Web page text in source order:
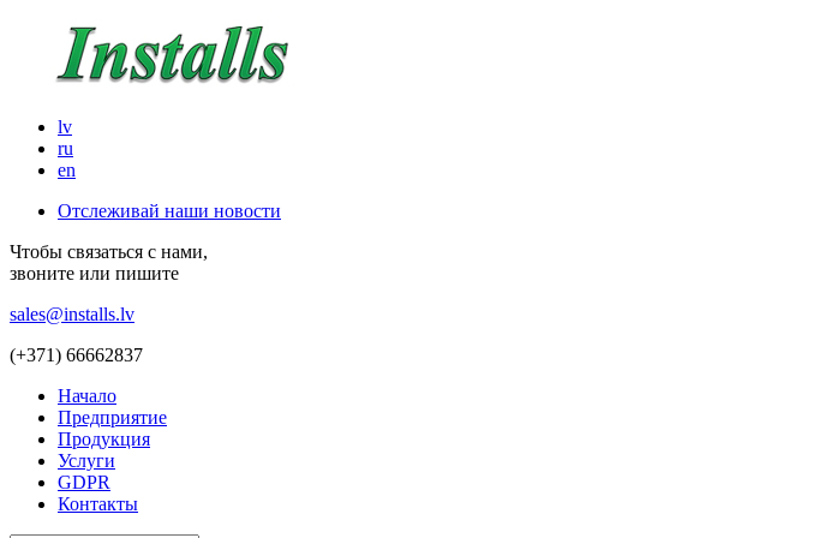
lv
ru
en
Отслеживай наши новости
Чтобы связаться с нами,
звоните или пишите
sales@installs.lv
(+371) 66662837
Начало
Предприятие
Продукция
Услуги
GDPR
Контакты